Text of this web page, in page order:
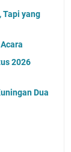
Tapi yang
2026
Dua